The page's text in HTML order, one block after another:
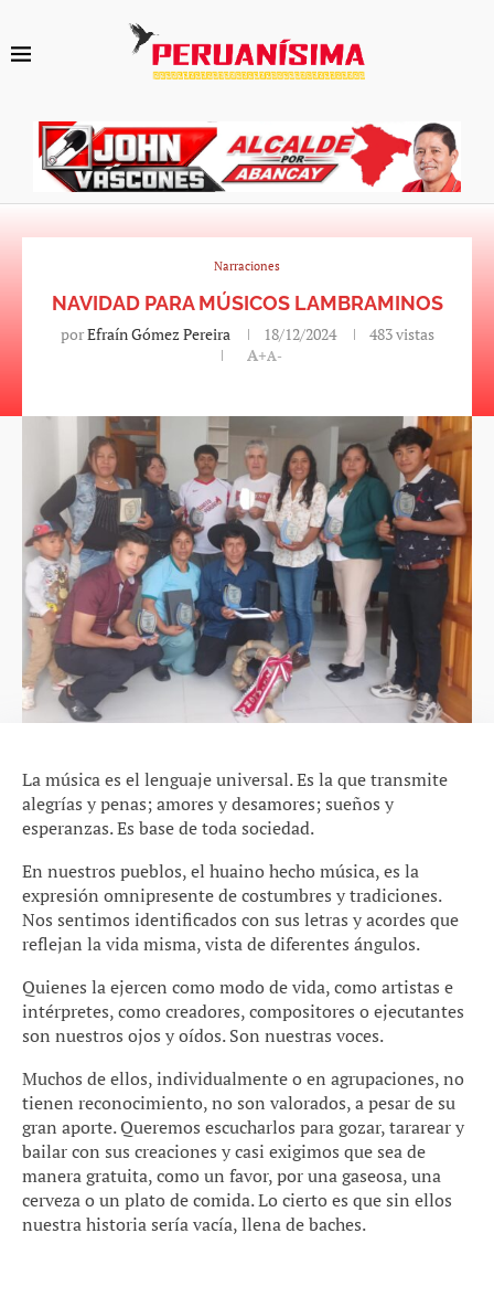
Narraciones
NAVIDAD PARA MÚSICOS LAMBRAMINOS
porEfraín Gómez Pereira 18/12/2024 483vistas
A+A-
La música es el lenguaje universal. Es la que transmite
alegrías y penas; amores y desamores; sueños y
esperanzas. Es base de toda sociedad.
En nuestros pueblos, el huaino hecho música, es la
expresión omnipresente de costumbres y tradiciones.
Nos sentimos identificados con sus letras y acordes que
reflejan la vida misma, vista de diferentes ángulos.
Quienes la ejercen como modo de vida, como artistas e
intérpretes, como creadores, compositores o ejecutantes
son nuestros ojos y oídos. Son nuestras voces.
Muchos de ellos, individualmente o en agrupaciones, no
tienen reconocimiento, no son valorados, a pesar de su
gran aporte. Queremos escucharlos para gozar, tararear y
bailar con sus creaciones y casi exigimos que sea de
manera gratuita, como un favor, por una gaseosa, una
cerveza o un plato de comida. Lo cierto es que sin ellos
nuestra historia sería vacía, llena de baches.